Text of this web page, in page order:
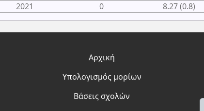
2021
0 8.27 (0.8)
Αρχική
Υπολογισμός μορίων
Βάσεις σχολών